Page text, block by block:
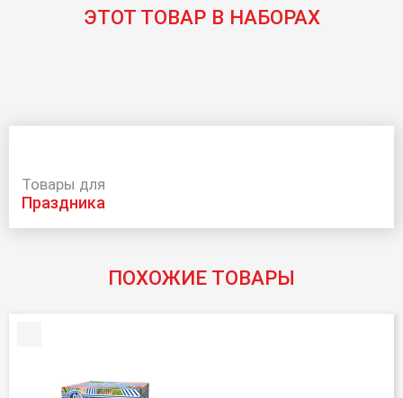
ЭТОТ ТОВАР В НАБОРАХ
Товары для
праздника
ПОХОЖИЕ ТОВАРЫ